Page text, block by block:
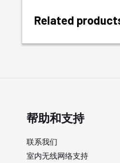
Related
帮助和支持
联系我们
室内无线网络支持